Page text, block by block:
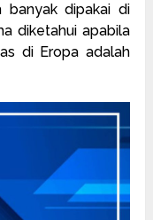
banyak dipakai di
diketahui apabila
di Eropa adalah